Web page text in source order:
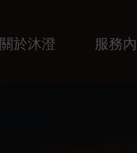
關於沐澄 服務